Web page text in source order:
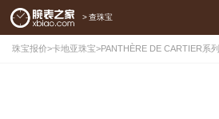
> 查珠宝
珠宝报价>卡地亚珠宝>PANTHÈRE DE CARTIER系列